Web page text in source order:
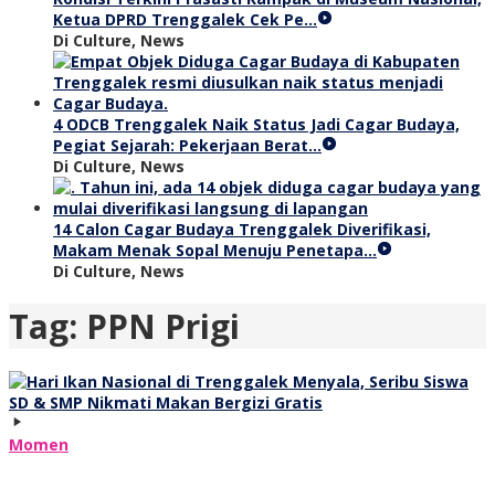
Ketua DPRD Trenggalek Cek Pe…
Di Culture, News
4 ODCB Trenggalek Naik Status Jadi Cagar Budaya,
Pegiat Sejarah: Pekerjaan Berat…
Di Culture, News
14 Calon Cagar Budaya Trenggalek Diverifikasi,
Makam Menak Sopal Menuju Penetapa…
Di Culture, News
Tag: PPN Prigi
Momen